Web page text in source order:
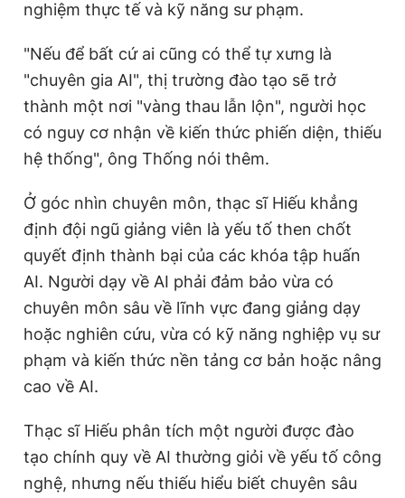
nghiệm thực tế và kỹ năng sư phạm.
"Nếu để bất cứ ai cũng có thể tự xưng là
"chuyên gia AI", thị trường đào tạo sẽ trở
thành một nơi "vàng thau lẫn lộn", người học
có nguy cơ nhận về kiến thức phiến diện, thiếu
hệ thống", ông Thống nói thêm.
Ở góc nhìn chuyên môn, thạc sĩ Hiếu khẳng
định đội ngũ giảng viên là yếu tố then chốt
quyết định thành bại của các khóa tập huấn
AI. Người dạy về AI phải đảm bảo vừa có
chuyên môn sâu về lĩnh vực đang giảng dạy
hoặc nghiên cứu, vừa có kỹ năng nghiệp vụ sư
phạm và kiến thức nền tảng cơ bản hoặc nâng
cao về AI.
Thạc sĩ Hiếu phân tích một người được đào
tạo chính quy về AI thường giỏi về yếu tố công
nghệ, nhưng nếu thiếu hiểu biết chuyên sâu